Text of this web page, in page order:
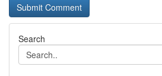
Search